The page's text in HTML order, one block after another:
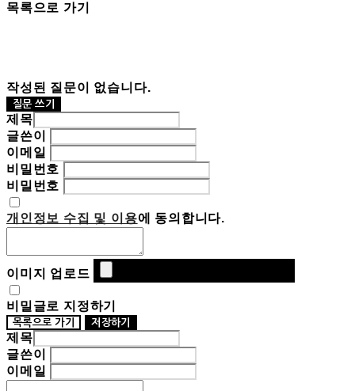
목록으로 가기
작성된 질문이 없습니다.
질문 쓰기
제목
글쓴이
이메일
비밀번호
비밀번호
개인정보 수집 및 이용에 동의합니다.
이미지 업로드
비밀글로 지정하기
목록으로 가기 저장하기
제목
글쓴이
이메일